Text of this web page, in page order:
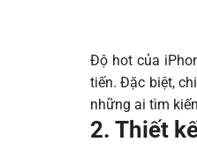
Độ hot của
tiến. Đặc biệt,
những ai tìm
2. Thiết